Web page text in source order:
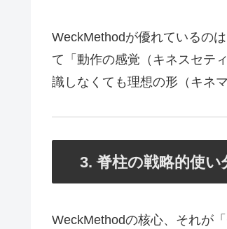
WeckMethodが優れているの
て「動作の感覚（キネスセテ
識しなくても理想の形（キネ
3. 脊柱の戦略的使
WeckMethodの核心、それが